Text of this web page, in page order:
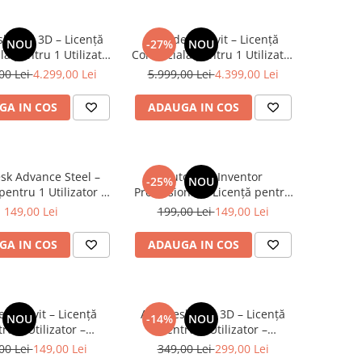
NOU
Civil 3D – Licență
pentru 1 Utilizator
12 Luni
Lei4.299,00 Lei
IN COS
-27% NOU
Autodesk Revit – Licență
Comercială pentru 1 Utilizator
– Valabilitate 12 Luni
5.999,00 Lei4.399,00 Lei
ADAUGA IN COS
Advance Steel –
1 Utilizator –
1 an
149,00 Lei
IN COS
-25% NOU
Autodesk Inventor
Professional – Licență pentru
1 Utilizator – Valabilitate 1 an
199,00 Lei149,00 Lei
ADAUGA IN COS
NOURevit – Licență
1 Utilizator –
1 an
Lei149,00 Lei
-14% NOU
Autodesk Civil 3D – Licență
pentru 1 Utilizator –
Valabilitate 3 ani
349,00 Lei299,00 Lei